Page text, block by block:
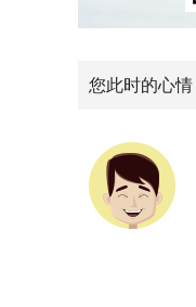
您此时的心情